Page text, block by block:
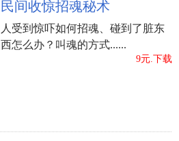
民间收惊招魂秘术
人受到惊吓如何招魂、碰到了脏东
西怎么办？叫魂的方式......
9元.下载